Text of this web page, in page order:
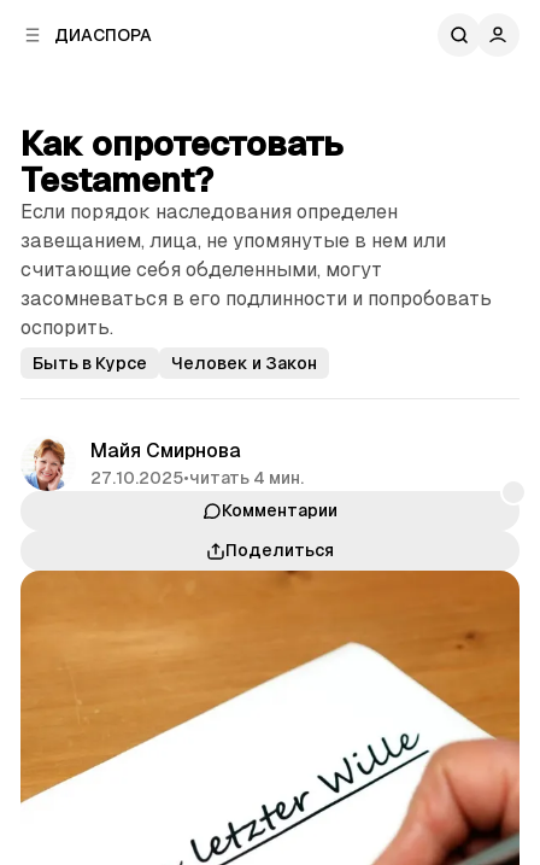
ДИАСПОРА
Как опротестовать
Testament?
Если порядок наследования определен
завещанием, лица, не упомянутые в нем или
считающие себя обделенными, могут
засомневаться в его подлинности и попробовать
оспорить.
Быть в Курсе Человек и Закон
Майя Смирнова
27.10.2025•читать 4 мин.
Комментарии
Поделиться